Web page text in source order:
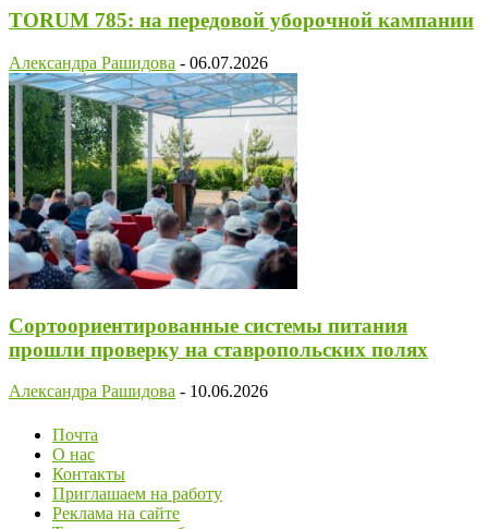
TORUM 785: на передовой уборочной кампании
Александра Рашидова - 06.07.2026
Сортоориентированные системы питания
прошли проверку на ставропольских полях
Александра Рашидова - 10.06.2026
Почта
О нас
Контакты
Приглашаем на работу
Реклама на сайте